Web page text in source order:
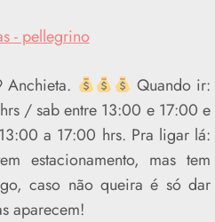
Anchieta.
Quando ir:
/ sab entre 13:00 e 17:00 e
a 17:00 hrs. Pra ligar lá:
estacionamento, mas tem
caso não queira é só dar
aparecem!